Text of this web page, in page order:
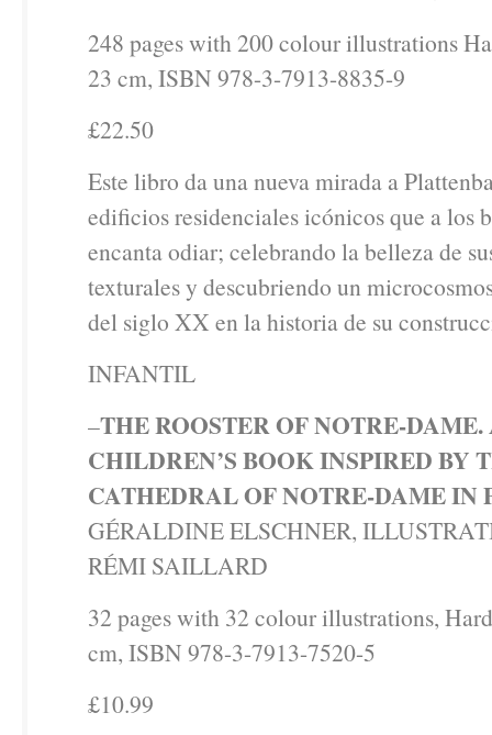
248 pages with 200 colour illustrations
23 cm, ISBN 978-3-7913-8835-9
£22.50
Este libro da una nueva mirada a
edificios residenciales icónicos que a los
encanta odiar; celebrando la belleza de
texturales y descubriendo un
del siglo XX en la historia de su
INFANTIL
–THE ROOSTER OF NOTRE-DAME.
CHILDREN’S BOOK INSPIRED BY
CATHEDRAL OF NOTRE-DAME IN
GÉRALDINE ELSCHNER,
RÉMI SAILLARD
32 pages with 32 colour illustrations,
cm, ISBN 978-3-7913-7520-5
£10.99